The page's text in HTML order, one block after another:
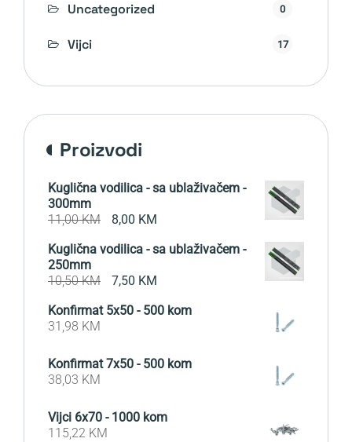
Uncategorized 0
Vijci 17
proizvodi
Kuglična vodilica - sa ublaživačem -
300mm
11,00KM
Original
was:
8,00 KM
is:
Kuglična vodilica - sa ublaživačem -
250mm
10,50KM
Original
was:
7,50 KM
is:
Konfirmat 5x50 - 500 kom
31,98 KM
Konfirmat 7x50 - 500 kom
38,03 KM
Vijci 6x70 - 1000 kom
115,22 KM